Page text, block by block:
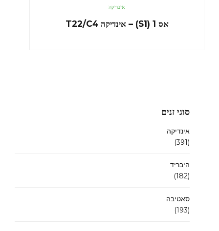
אינדיקה
אס 1 (S1) – אינדיקה T22/C4
סוגי זנים
אינדיקה
(391)
היבריד
(182)
סאטיבה
(193)